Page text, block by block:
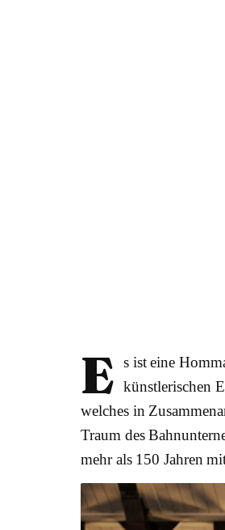
E s ist eine
künstlerischen
welches in
Traum des
mehr als 150 Jahren